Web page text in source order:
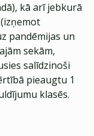
kā arī jebkurā
pandēmijas un
sekām,
salīdzinoši
pieaugtu 1
klasēs.